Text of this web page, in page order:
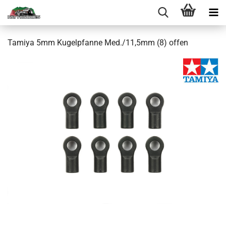
Tamiya 5mm Kugelpfanne Med./11,5mm (8) offen